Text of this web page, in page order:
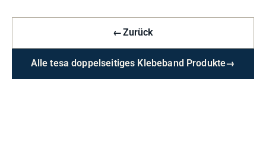
←Zurück
Alle tesa doppelseitiges Klebeband Produkte→